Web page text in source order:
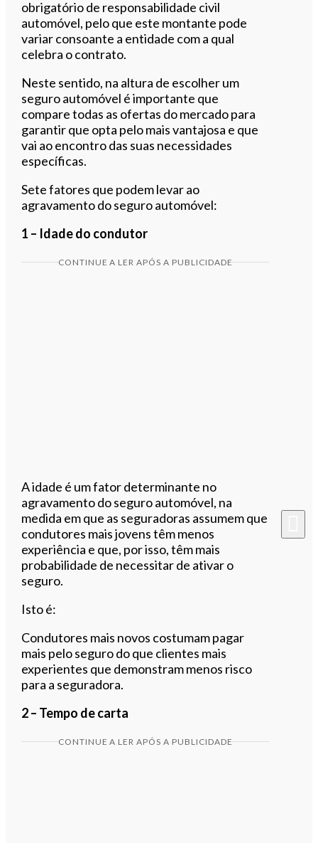
obrigatório de responsabilidade civil
automóvel, pelo que este montante pode
variar consoante a entidade com a qual
celebra o contrato.
Neste sentido, na altura de escolher um
seguro automóvel é importante que
compare todas as ofertas do mercado para
garantir que opta pelo mais vantajosa e que
vai ao encontro das suas necessidades
específicas.
Sete fatores que podem levar ao
agravamento do seguro automóvel:
1 – Idade do condutor
CONTINUE A LER APÓS A PUBLICIDADE
A idade é um fator determinante no
agravamento do seguro automóvel, na
medida em que as seguradoras assumem que
condutores mais jovens têm menos
experiência e que, por isso, têm mais
probabilidade de necessitar de ativar o
seguro.
Isto é:
Condutores mais novos costumam pagar
mais pelo seguro do que clientes mais
experientes que demonstram menos risco
para a seguradora.
2 – Tempo de carta
CONTINUE A LER APÓS A PUBLICIDADE